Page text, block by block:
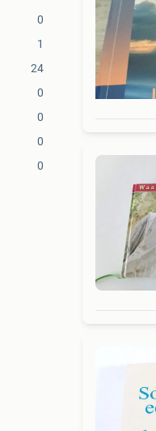
0
1
24
0
0
0
0